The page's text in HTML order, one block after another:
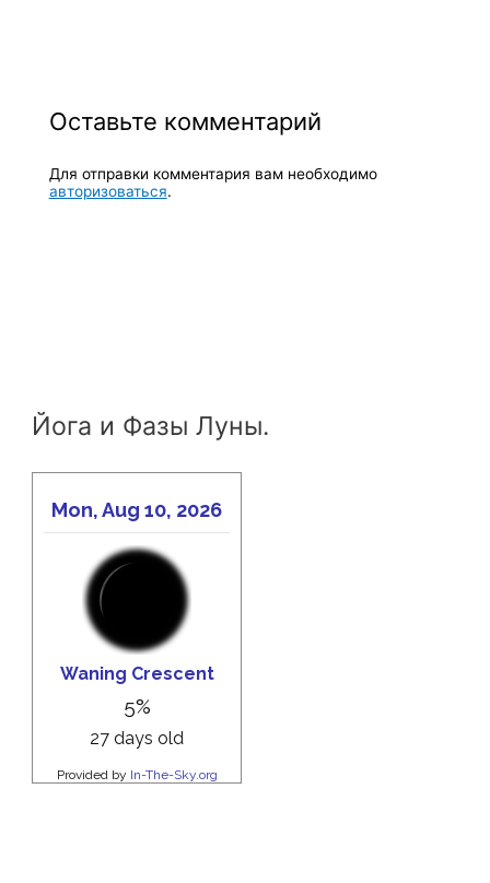
Оставьте комментарий
Для отправки комментария вам необходимо
авторизоваться.
Йога и Фазы Луны.